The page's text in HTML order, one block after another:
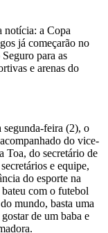
notícia: a Copa
já começarão no
para as
e arenas do
segunda-feira (2), o
do vice-
Toa, do secretário de
e equipe,
do esporte na
com o futebol
mundo, basta uma
de um baba e